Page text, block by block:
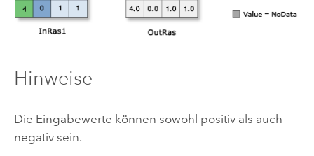
Hinweise
Die Eingabewerte können sowohl positiv als auch
negativ sein.